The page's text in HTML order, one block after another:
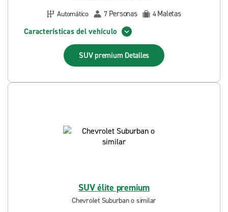
Automático
7 Personas 4Maletas
Características del vehículo
SUV premium Detalles
SUV élite premium
Chevrolet Suburban o similar